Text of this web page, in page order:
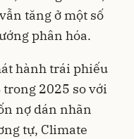
tăng ở một số
phân hóa.
hành trái phiếu
2025 so với
nợ dán nhãn
tự, Climate